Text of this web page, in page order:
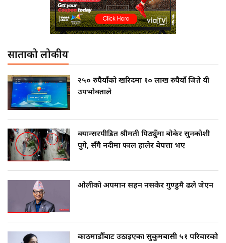
साताको लोकप्रीय
२५० रुपैयाँको खरिदमा १० लाख रुपैयाँ जिते यी
उपभोक्ताले
क्यान्सरपीडित श्रीमती पिठ्युँमा बोकेर सुनकोशी
पुगे, सँगै नदीमा फाल हालेर बेपत्ता भए
ओलीको अपमान सहन नसकेर गुण्डुमै ढले जेएन
काठमाडौँबाट उठाइएका सुकुमबासी ५१ परिवारको